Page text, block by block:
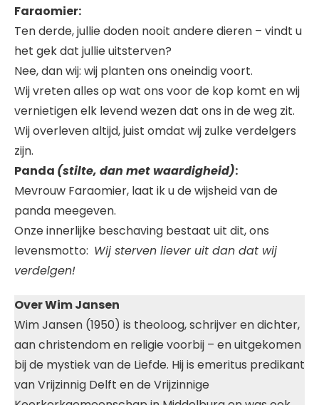
Faraomier:
Ten derde, jullie doden nooit andere dieren – vindt u
het gek dat jullie uitsterven?
Nee, dan wij: wij planten ons oneindig voort.
Wij vreten alles op wat ons voor de kop komt en wij
vernietigen elk levend wezen dat ons in de weg zit.
Wij overleven altijd, juist omdat wij zulke verdelgers
zijn.
Panda (stilte, dan met waardigheid):
Mevrouw Faraomier, laat ik u de wijsheid van de
panda meegeven.
Onze innerlijke beschaving bestaat uit dit, ons
levensmotto: Wij sterven liever uit dan dat wij
verdelgen!
Over Wim Jansen
Wim Jansen (1950) is theoloog, schrijver en dichter,
aan christendom en religie voorbij – en uitgekomen
bij de mystiek van de Liefde. Hij is emeritus predikant
van Vrijzinnig Delft en de Vrijzinnige